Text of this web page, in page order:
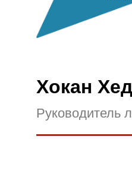
Руководитель
Хокан